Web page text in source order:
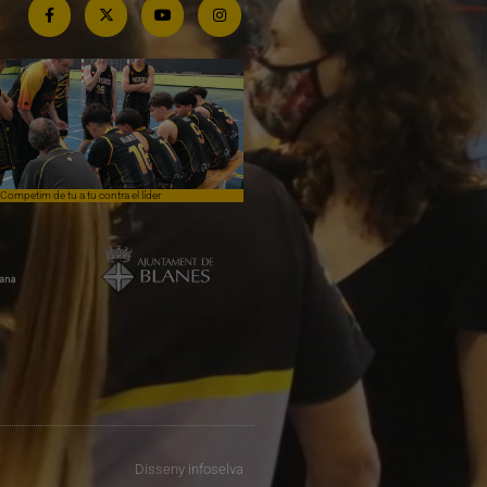
Competim de tu a tu contra el líder
Disseny infoselva